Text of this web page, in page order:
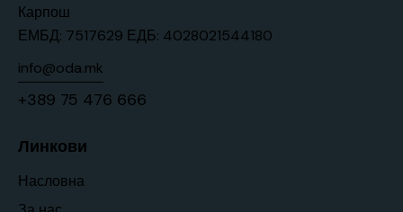
Карпош
ЕМБД: 7517629 ЕДБ: 4028021544180
info@oda.mk
+389 75 476 666
Линкови
Насловна